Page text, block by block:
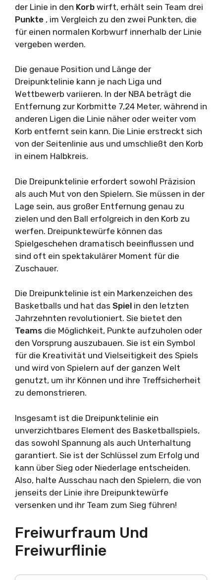
der Linie in den Korb wirft, erhält sein Team drei
Punkte , im Vergleich zu den zwei Punkten, die
für einen normalen Korbwurf innerhalb der Linie
vergeben werden.
Die genaue Position und Länge der
Dreipunktelinie kann je nach Liga und
Wettbewerb variieren. In der NBA beträgt die
Entfernung zur Korbmitte 7,24 Meter, während in
anderen Ligen die Linie näher oder weiter vom
Korb entfernt sein kann. Die Linie erstreckt sich
von der Seitenlinie aus und umschließt den Korb
in einem Halbkreis.
Die Dreipunktelinie erfordert sowohl Präzision
als auch Mut von den Spielern. Sie müssen in der
Lage sein, aus großer Entfernung genau zu
zielen und den Ball erfolgreich in den Korb zu
werfen. Dreipunktewürfe können das
Spielgeschehen dramatisch beeinflussen und
sind oft ein spektakulärer Moment für die
Zuschauer.
Die Dreipunktelinie ist ein Markenzeichen des
Basketballs und hat das Spiel in den letzten
Jahrzehnten revolutioniert. Sie bietet den
Teams die Möglichkeit, Punkte aufzuholen oder
den Vorsprung auszubauen. Sie ist ein Symbol
für die Kreativität und Vielseitigkeit des Spiels
und wird von Spielern auf der ganzen Welt
genutzt, um ihr Können und ihre Treffsicherheit
zu demonstrieren.
Insgesamt ist die Dreipunktelinie ein
unverzichtbares Element des Basketballspiels,
das sowohl Spannung als auch Unterhaltung
garantiert. Sie ist der Schlüssel zum Erfolg und
kann über Sieg oder Niederlage entscheiden.
Also, halte Ausschau nach den Spielern, die von
jenseits der Linie ihre Dreipunktewürfe
versenken und ihr Team zum Sieg führen!
Freiwurfraum Und
Freiwurflinie